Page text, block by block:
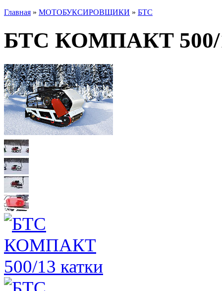
Главная » МОТОБУКСИРОВЩИКИ » БТС
БТС КОМПАКТ 500/